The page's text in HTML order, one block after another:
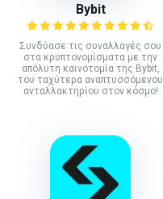
Bybit
Συνδύασε τις συναλλαγές σου
στα κρυπτονομίσματα με την
απόλυτη καινοτομία της Bybit,
του ταχύτερα αναπτυσσόμενου
ανταλλακτηρίου στον κόσμο!